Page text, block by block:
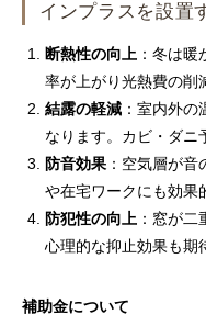
インプラスを設置
断熱性の向上 ：冬は
率が上がり光熱費の削
結露の軽減 ：室内外
なります。カビ・ダニ
防音効果 ：空気層が
や在宅ワークにも効果
防犯性の向上 ：窓が二
心理的な抑止効果も期
補助金について